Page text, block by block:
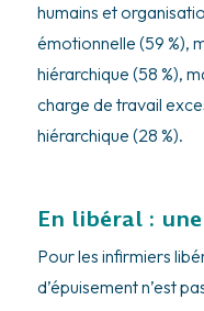
humains et
émotionnelle (59 %),
hiérarchique (58 %),
charge de travail
hiérarchique (28 %).
En libéral :
Pour les infirmiers
d’épuisement n’est